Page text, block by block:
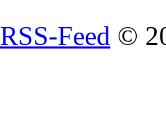
RSS-Feed ©